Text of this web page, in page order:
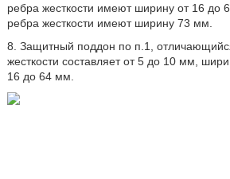
ребра жесткости имеют ширину от 16 до
ребра жесткости имеют ширину 73 мм.
8. Защитный поддон по п.1,
жесткости составляет от 5 до 10 мм,
16 до 64 мм.